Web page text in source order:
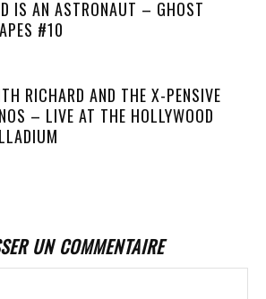
IS AN ASTRONAUT – GHOST
#10
RICHARD AND THE X-PENSIVE
– LIVE AT THE HOLLYWOOD
UN COMMENTAIRE